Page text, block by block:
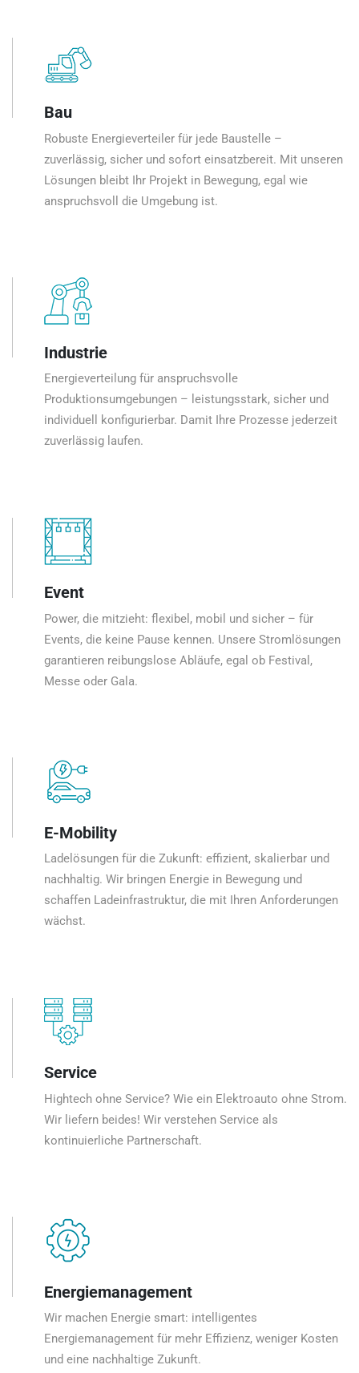
Bau
Robuste Energieverteiler für jede Baustelle –
zuverlässig, sicher und sofort einsatzbereit. Mit unseren
Lösungen bleibt Ihr Projekt in Bewegung, egal wie
anspruchsvoll die Umgebung ist.
Industrie
Energieverteilung für anspruchsvolle
Produktionsumgebungen – leistungsstark, sicher und
individuell konfigurierbar. Damit Ihre Prozesse jederzeit
zuverlässig laufen.
Event
Power, die mitzieht: flexibel, mobil und sicher – für
Events, die keine Pause kennen. Unsere Stromlösungen
garantieren reibungslose Abläufe, egal ob Festival,
Messe oder Gala.
E-Mobility
Ladelösungen für die Zukunft: effizient, skalierbar und
nachhaltig. Wir bringen Energie in Bewegung und
schaffen Ladeinfrastruktur, die mit Ihren Anforderungen
wächst.
Service
Hightech ohne Service? Wie ein Elektroauto ohne Strom.
Wir liefern beides! Wir verstehen Service als
kontinuierliche Partnerschaft.
Energiemanagement
Wir machen Energie smart: intelligentes
Energiemanagement für mehr Effizienz, weniger Kosten
und eine nachhaltige Zukunft.